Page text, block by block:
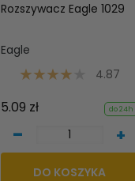
Rozszywacz Eagle 1029
Eagle
4.87
5.09 zł do 24h
- +
DO KOSZYKA